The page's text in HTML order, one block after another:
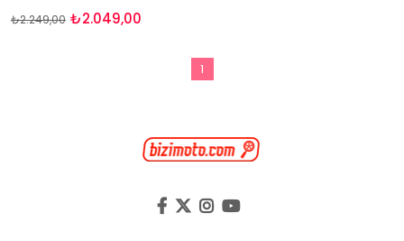
₺2.049,00
₺2.249,00
1